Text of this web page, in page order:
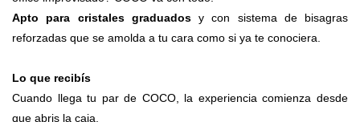
Apto para cristales graduadosy con sistema de bisagras
reforzadas que se amolda a tu cara como si ya te conociera.
Lo que recibís
Cuando llega tu par de COCO, la experiencia comienza desde
que abris la caja.